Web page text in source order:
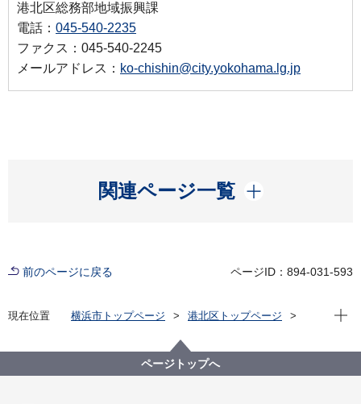
港北区総務部地域振興課
電話： 045-540-2235
ファクス：045-540-2245
メールアドレス： ko-chishin@city.yokohama.lg.jp
関連ページ一覧
開く
前のページに戻る ページID：894-031-593
現在位置 横浜市トップページ
港北区トップページ
施設ガイド－ホール・会議室
現在
ページトップへ